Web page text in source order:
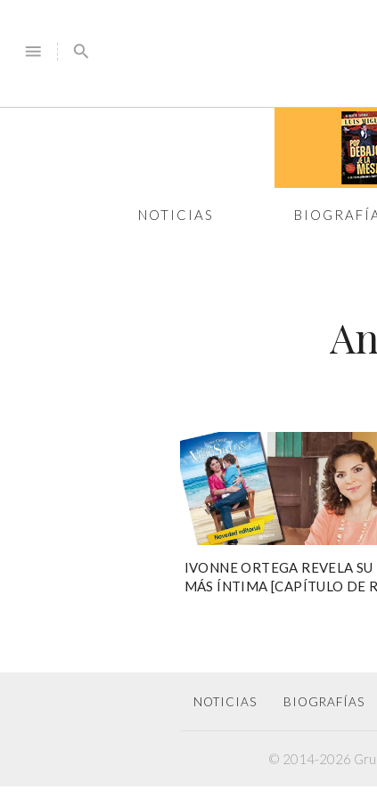
menu search
NOTICIAS
IVONNE ORTEGA REVELA SU
MÁS ÍNTIMA [CAPÍTULO DE
NOTICIAS BIOGRAFÍAS
© 2014-2026